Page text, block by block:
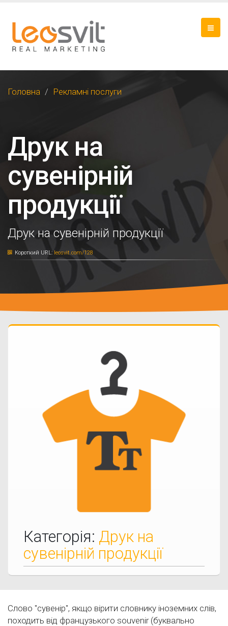
Головна Рекламні послуги
Друк на
сувенірній
продукції
Друк на сувенірній продукції
Короткий URL:leosvit.com/128
Категорія: Друк на
сувенірній продукції
Слово "сувенір", якщо вірити словнику іноземних слів,
походить від французького souvenіr (буквально